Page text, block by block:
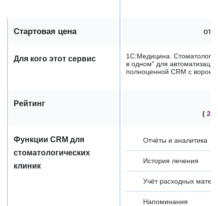
Стартовая цена от
Для кого этот сервис
1С:Медицина.
в одном" для
полноценной CRM с
Рейтинг
( 20
Функции CRM для
стоматологических
клиник
Отчёты и аналитика
История лечения
Учёт расходных
Напоминания